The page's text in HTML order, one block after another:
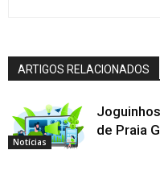
ARTIGOS RELACIONADOS
Notícias
de Praia